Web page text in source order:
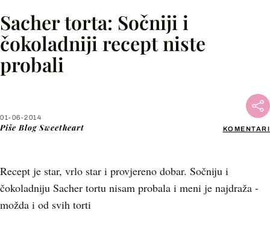
Sacher torta: Sočniji i
čokoladniji recept niste
probali
01-06-2014
Piše Blog Sweetheart KOMENTARI
Recept je star, vrlo star i provjereno dobar. Sočniju i
čokoladniju Sacher tortu nisam probala i meni je najdraža -
možda i od svih torti
Facebook